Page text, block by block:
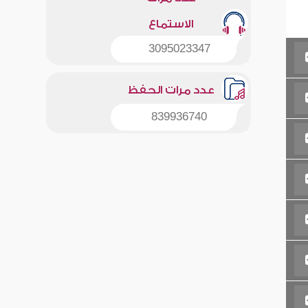
الاستماع
3095023347
عدد مرات الحفظ
839936740